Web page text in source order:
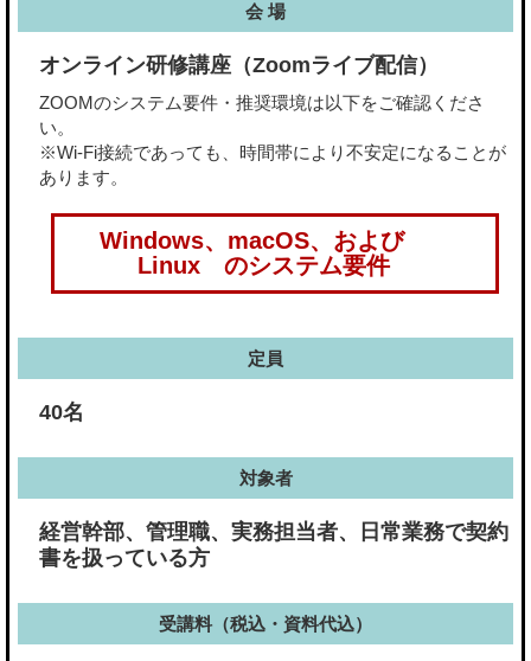
会 場
オンライン研修講座（Zoomライブ配信）
ZOOMのシステム要件・推奨環境は以下をご確認くださ
い。
※Wi-Fi接続であっても、時間帯により不安定になることが
あります。
Windows、macOS、および
Linux のシステム要件
定員
40名
対象者
経営幹部、管理職、実務担当者、日常業務で契約
書を扱っている方
受講料（税込・資料代込）